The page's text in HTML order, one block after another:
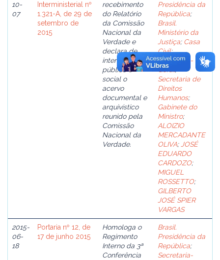
10-
07
Interministerial nº
1.321-A, de 29 de
setembro de
2015
recebimento
do Relatório
da Comissão
Nacional da
Verdade e
declara de
interesse
público e
social o
acervo
documental e
arquivístico
reunido pela
Comissão
Nacional da
Verdade.
Presidência da
República;
Brasil.
Ministério da
Justiça; Casa
Civil;
Secretaria-
Geral
Secretaria de
Direitos
Humanos;
Gabinete do
Ministro;
ALOIZIO
MERCADANTE
OLIVA; JOSÉ
EDUARDO
CARDOZO;
MIGUEL
ROSSETTO;
GILBERTO
JOSÉ SPIER
VARGAS
2015-
06-
18
Portaria nº 12, de
17 de junho 2015
Homologa o
Regimento
Interno da 3ª
Conferência
Brasil.
Presidência da
República;
Secretaria-